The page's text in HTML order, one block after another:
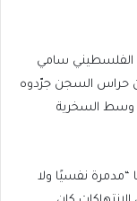
الفلسطيني سامي
ويقول الساعي إن حراس السجن جرّدوه
وسط السخرية
نفسيًا ولا